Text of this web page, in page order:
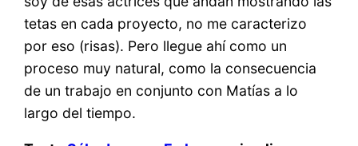
tetas en cada proyecto, no me caracterizo
por eso (risas). Pero llegue ahí como un
proceso muy natural, como la consecuencia
de un trabajo en conjunto con Matías a lo
largo del tiempo.